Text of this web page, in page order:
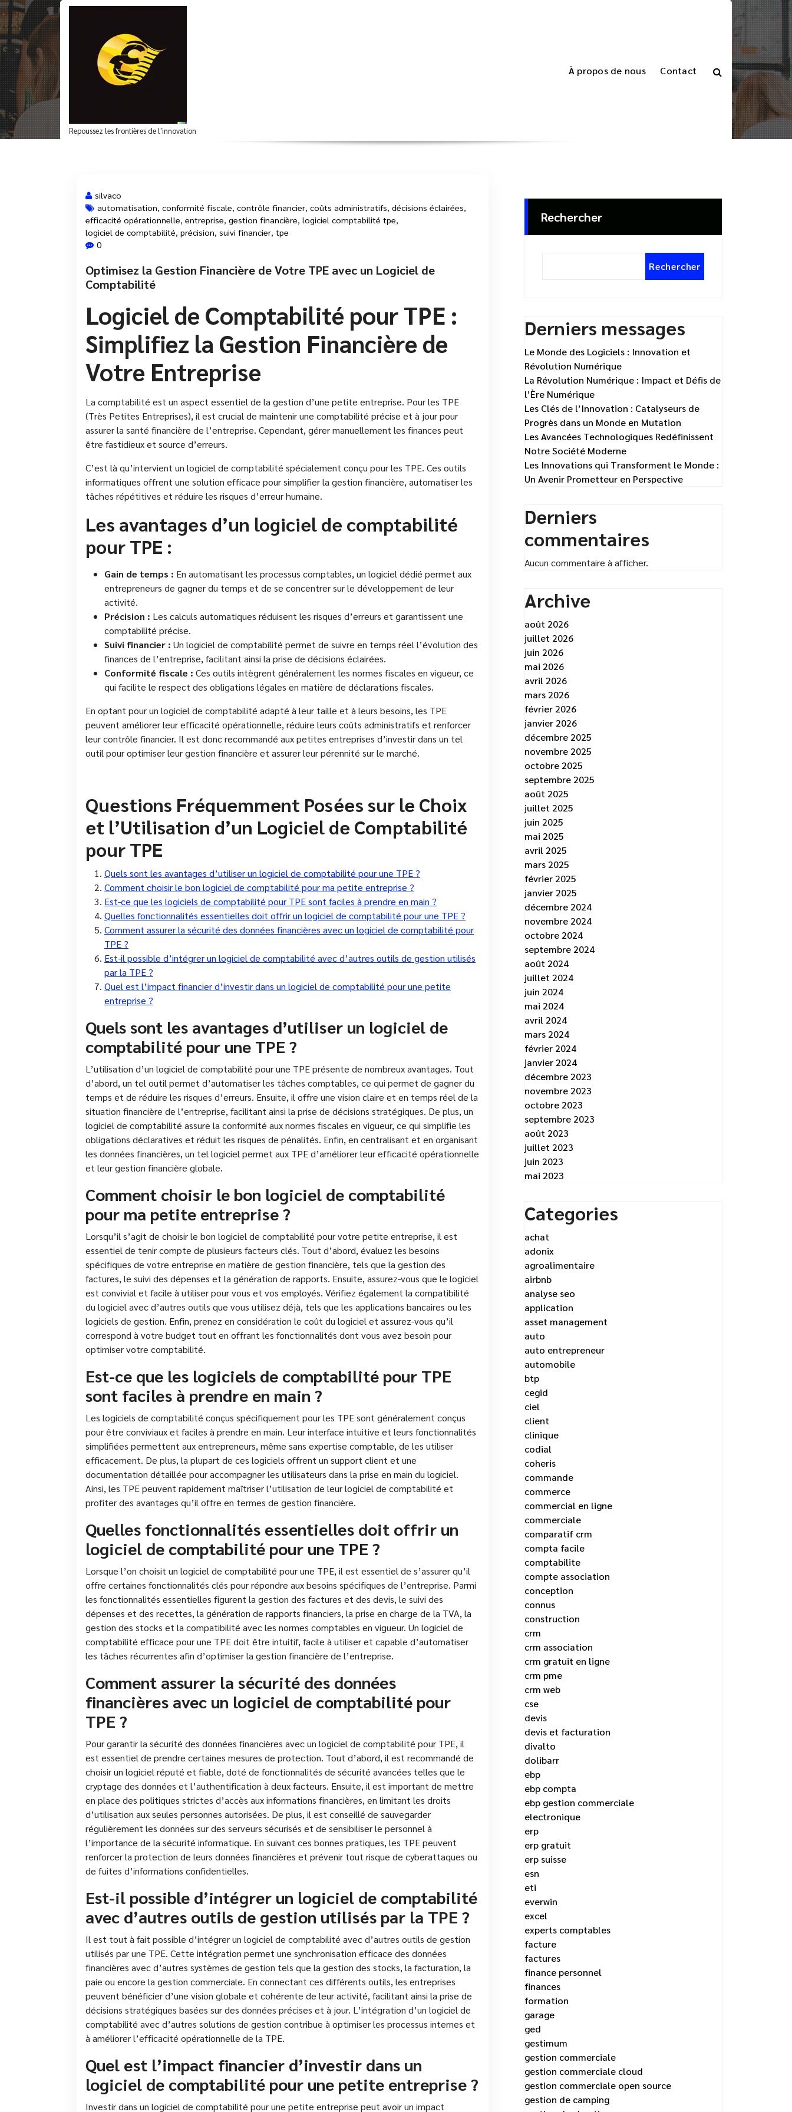
Aller
au
contenu
Repoussez les frontières de l'innovation
À propos de nous Contact
Optimisez la Gestion Financière de Votre TPE avec un Logiciel de Comptabilité
21 Juin, 2025
silvaco
automatisation, conformité fiscale, contrôle financier, coûts administratifs, décisions éclairées,
efficacité opérationnelle, entreprise, gestion financière, logiciel comptabilité tpe,
logiciel de comptabilité, précision, suivi financier, tpe
0
Optimisez la Gestion Financière de Votre TPE avec un Logiciel de
Comptabilité
Logiciel de Comptabilité pour TPE :
Simplifiez la Gestion Financière de
Votre Entreprise
La comptabilité est un aspect essentiel de la gestion d’une petite entreprise. Pour les TPE
(Très Petites Entreprises), il est crucial de maintenir une comptabilité précise et à jour pour
assurer la santé financière de l’entreprise. Cependant, gérer manuellement les finances peut
être fastidieux et source d’erreurs.
C’est là qu’intervient un logiciel de comptabilité spécialement conçu pour les TPE. Ces outils
informatiques offrent une solution efficace pour simplifier la gestion financière, automatiser les
tâches répétitives et réduire les risques d’erreur humaine.
Les avantages d’un logiciel de comptabilité
pour TPE :
Gain de temps : En automatisant les processus comptables, un logiciel dédié permet aux
entrepreneurs de gagner du temps et de se concentrer sur le développement de leur
activité.
Précision : Les calculs automatiques réduisent les risques d’erreurs et garantissent une
comptabilité précise.
Suivi financier : Un logiciel de comptabilité permet de suivre en temps réel l’évolution des
finances de l’entreprise, facilitant ainsi la prise de décisions éclairées.
Conformité fiscale : Ces outils intègrent généralement les normes fiscales en vigueur, ce
qui facilite le respect des obligations légales en matière de déclarations fiscales.
En optant pour un logiciel de comptabilité adapté à leur taille et à leurs besoins, les TPE
peuvent améliorer leur efficacité opérationnelle, réduire leurs coûts administratifs et renforcer
leur contrôle financier. Il est donc recommandé aux petites entreprises d’investir dans un tel
outil pour optimiser leur gestion financière et assurer leur pérennité sur le marché.
Questions Fréquemment Posées sur le Choix
et l’Utilisation d’un Logiciel de Comptabilité
pour TPE
Quels sont les avantages d’utiliser un logiciel de comptabilité pour une TPE ?
Comment choisir le bon logiciel de comptabilité pour ma petite entreprise ?
Est-ce que les logiciels de comptabilité pour TPE sont faciles à prendre en main ?
Quelles fonctionnalités essentielles doit offrir un logiciel de comptabilité pour une TPE ?
Comment assurer la sécurité des données financières avec un logiciel de comptabilité pour
TPE ?
Est-il possible d’intégrer un logiciel de comptabilité avec d’autres outils de gestion utilisés
par la TPE ?
Quel est l’impact financier d’investir dans un logiciel de comptabilité pour une petite
entreprise ?
Quels sont les avantages d’utiliser un logiciel de
comptabilité pour une TPE ?
L’utilisation d’un logiciel de comptabilité pour une TPE présente de nombreux avantages. Tout
d’abord, un tel outil permet d’automatiser les tâches comptables, ce qui permet de gagner du
temps et de réduire les risques d’erreurs. Ensuite, il offre une vision claire et en temps réel de la
situation financière de l’entreprise, facilitant ainsi la prise de décisions stratégiques. De plus, un
logiciel de comptabilité assure la conformité aux normes fiscales en vigueur, ce qui simplifie les
obligations déclaratives et réduit les risques de pénalités. Enfin, en centralisant et en organisant
les données financières, un tel logiciel permet aux TPE d’améliorer leur efficacité opérationnelle
et leur gestion financière globale.
Comment choisir le bon logiciel de comptabilité
pour ma petite entreprise ?
Lorsqu’il s’agit de choisir le bon logiciel de comptabilité pour votre petite entreprise, il est
essentiel de tenir compte de plusieurs facteurs clés. Tout d’abord, évaluez les besoins
spécifiques de votre entreprise en matière de gestion financière, tels que la gestion des
factures, le suivi des dépenses et la génération de rapports. Ensuite, assurez-vous que le logiciel
est convivial et facile à utiliser pour vous et vos employés. Vérifiez également la compatibilité
du logiciel avec d’autres outils que vous utilisez déjà, tels que les applications bancaires ou les
logiciels de gestion. Enfin, prenez en considération le coût du logiciel et assurez-vous qu’il
correspond à votre budget tout en offrant les fonctionnalités dont vous avez besoin pour
optimiser votre comptabilité.
Est-ce que les logiciels de comptabilité pour TPE
sont faciles à prendre en main ?
Les logiciels de comptabilité conçus spécifiquement pour les TPE sont généralement conçus
pour être conviviaux et faciles à prendre en main. Leur interface intuitive et leurs fonctionnalités
simplifiées permettent aux entrepreneurs, même sans expertise comptable, de les utiliser
efficacement. De plus, la plupart de ces logiciels offrent un support client et une
documentation détaillée pour accompagner les utilisateurs dans la prise en main du logiciel.
Ainsi, les TPE peuvent rapidement maîtriser l’utilisation de leur logiciel de comptabilité et
profiter des avantages qu’il offre en termes de gestion financière.
Quelles fonctionnalités essentielles doit offrir un
logiciel de comptabilité pour une TPE ?
Lorsque l’on choisit un logiciel de comptabilité pour une TPE, il est essentiel de s’assurer qu’il
offre certaines fonctionnalités clés pour répondre aux besoins spécifiques de l’entreprise. Parmi
les fonctionnalités essentielles figurent la gestion des factures et des devis, le suivi des
dépenses et des recettes, la génération de rapports financiers, la prise en charge de la TVA, la
gestion des stocks et la compatibilité avec les normes comptables en vigueur. Un logiciel de
comptabilité efficace pour une TPE doit être intuitif, facile à utiliser et capable d’automatiser
les tâches récurrentes afin d’optimiser la gestion financière de l’entreprise.
Comment assurer la sécurité des données
financières avec un logiciel de comptabilité pour
TPE ?
Pour garantir la sécurité des données financières avec un logiciel de comptabilité pour TPE, il
est essentiel de prendre certaines mesures de protection. Tout d’abord, il est recommandé de
choisir un logiciel réputé et fiable, doté de fonctionnalités de sécurité avancées telles que le
cryptage des données et l’authentification à deux facteurs. Ensuite, il est important de mettre
en place des politiques strictes d’accès aux informations financières, en limitant les droits
d’utilisation aux seules personnes autorisées. De plus, il est conseillé de sauvegarder
régulièrement les données sur des serveurs sécurisés et de sensibiliser le personnel à
l’importance de la sécurité informatique. En suivant ces bonnes pratiques, les TPE peuvent
renforcer la protection de leurs données financières et prévenir tout risque de cyberattaques ou
de fuites d’informations confidentielles.
Est-il possible d’intégrer un logiciel de comptabilité
avec d’autres outils de gestion utilisés par la TPE ?
Il est tout à fait possible d’intégrer un logiciel de comptabilité avec d’autres outils de gestion
utilisés par une TPE. Cette intégration permet une synchronisation efficace des données
financières avec d’autres systèmes de gestion tels que la gestion des stocks, la facturation, la
paie ou encore la gestion commerciale. En connectant ces différents outils, les entreprises
peuvent bénéficier d’une vision globale et cohérente de leur activité, facilitant ainsi la prise de
décisions stratégiques basées sur des données précises et à jour. L’intégration d’un logiciel de
comptabilité avec d’autres solutions de gestion contribue à optimiser les processus internes et
à améliorer l’efficacité opérationnelle de la TPE.
Quel est l’impact financier d’investir dans un
logiciel de comptabilité pour une petite entreprise ?
Investir dans un logiciel de comptabilité pour une petite entreprise peut avoir un impact
Rechercher
Rechercher
Derniers messages
Le Monde des Logiciels : Innovation et
Révolution Numérique
La Révolution Numérique : Impact et Défis de
l’Ère Numérique
Les Clés de l’Innovation : Catalyseurs de
Progrès dans un Monde en Mutation
Les Avancées Technologiques Redéfinissent
Notre Société Moderne
Les Innovations qui Transforment le Monde :
Un Avenir Prometteur en Perspective
Derniers
commentaires
Aucun commentaire à afficher.
Archive
août 2026
juillet 2026
juin 2026
mai 2026
avril 2026
mars 2026
février 2026
janvier 2026
décembre 2025
novembre 2025
octobre 2025
septembre 2025
août 2025
juillet 2025
juin 2025
mai 2025
avril 2025
mars 2025
février 2025
janvier 2025
décembre 2024
novembre 2024
octobre 2024
septembre 2024
août 2024
juillet 2024
juin 2024
mai 2024
avril 2024
mars 2024
février 2024
janvier 2024
décembre 2023
novembre 2023
octobre 2023
septembre 2023
août 2023
juillet 2023
juin 2023
mai 2023
Categories
achat
adonix
agroalimentaire
airbnb
analyse seo
application
asset management
auto
auto entrepreneur
automobile
btp
cegid
ciel
client
clinique
codial
coheris
commande
commerce
commercial en ligne
commerciale
comparatif crm
compta facile
comptabilite
compte association
conception
connus
construction
crm
crm association
crm gratuit en ligne
crm pme
crm web
cse
devis
devis et facturation
divalto
dolibarr
ebp
ebp compta
ebp gestion commerciale
electronique
erp
erp gratuit
erp suisse
esn
eti
everwin
excel
experts comptables
facture
factures
finance personnel
finances
formation
garage
ged
gestimum
gestion commerciale
gestion commerciale cloud
gestion commerciale open source
gestion de camping